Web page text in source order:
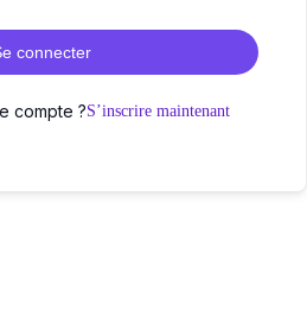
connecter
compte ?S’inscrire maintenant